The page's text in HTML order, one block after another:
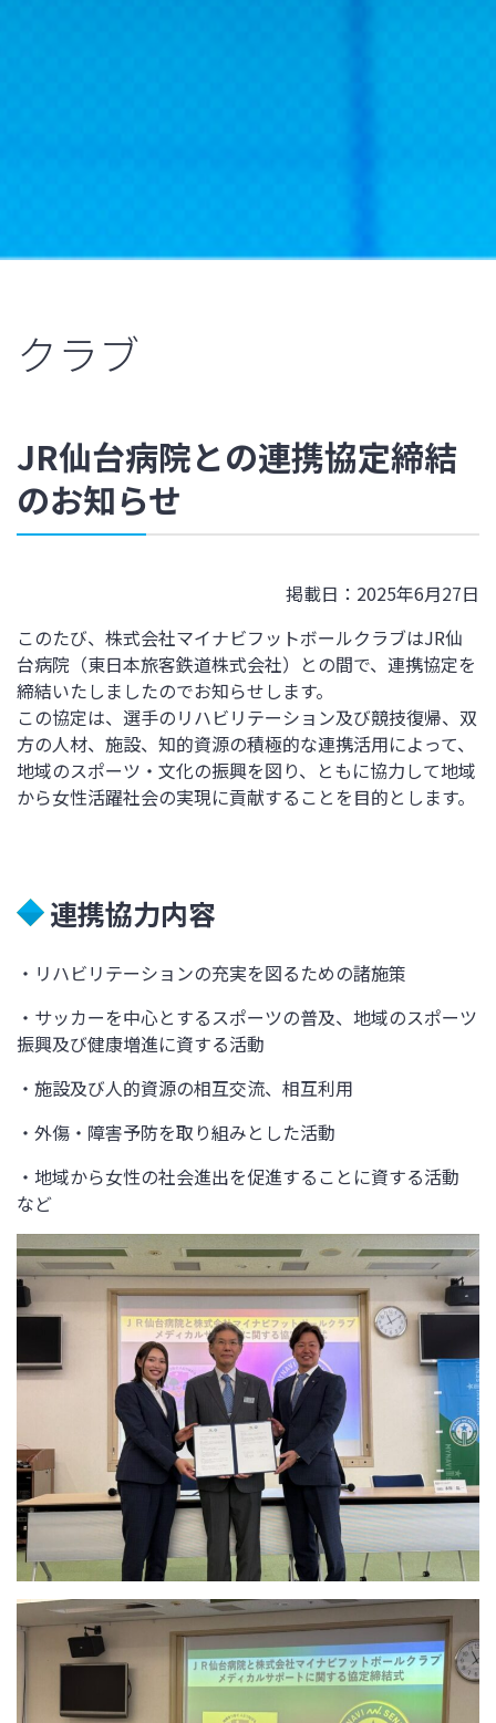
クラブ
JR仙台病院との連携協定締結
のお知らせ
掲載日：2025年6月27日
このたび、株式会社マイナビフットボールクラブはJR仙
台病院（東日本旅客鉄道株式会社）との間で、連携協定を
締結いたしましたのでお知らせします。
この協定は、選手のリハビリテーション及び競技復帰、双
方の人材、施設、知的資源の積極的な連携活用によって、
地域のスポーツ・文化の振興を図り、ともに協力して地域
から女性活躍社会の実現に貢献することを目的とします。
連携協力内容
・リハビリテーションの充実を図るための諸施策
・サッカーを中心とするスポーツの普及、地域のスポーツ
振興及び健康増進に資する活動
・施設及び人的資源の相互交流、相互利用
・外傷・障害予防を取り組みとした活動
・地域から女性の社会進出を促進することに資する活動
など